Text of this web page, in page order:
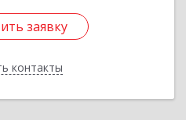
заявку
контакты
заявку